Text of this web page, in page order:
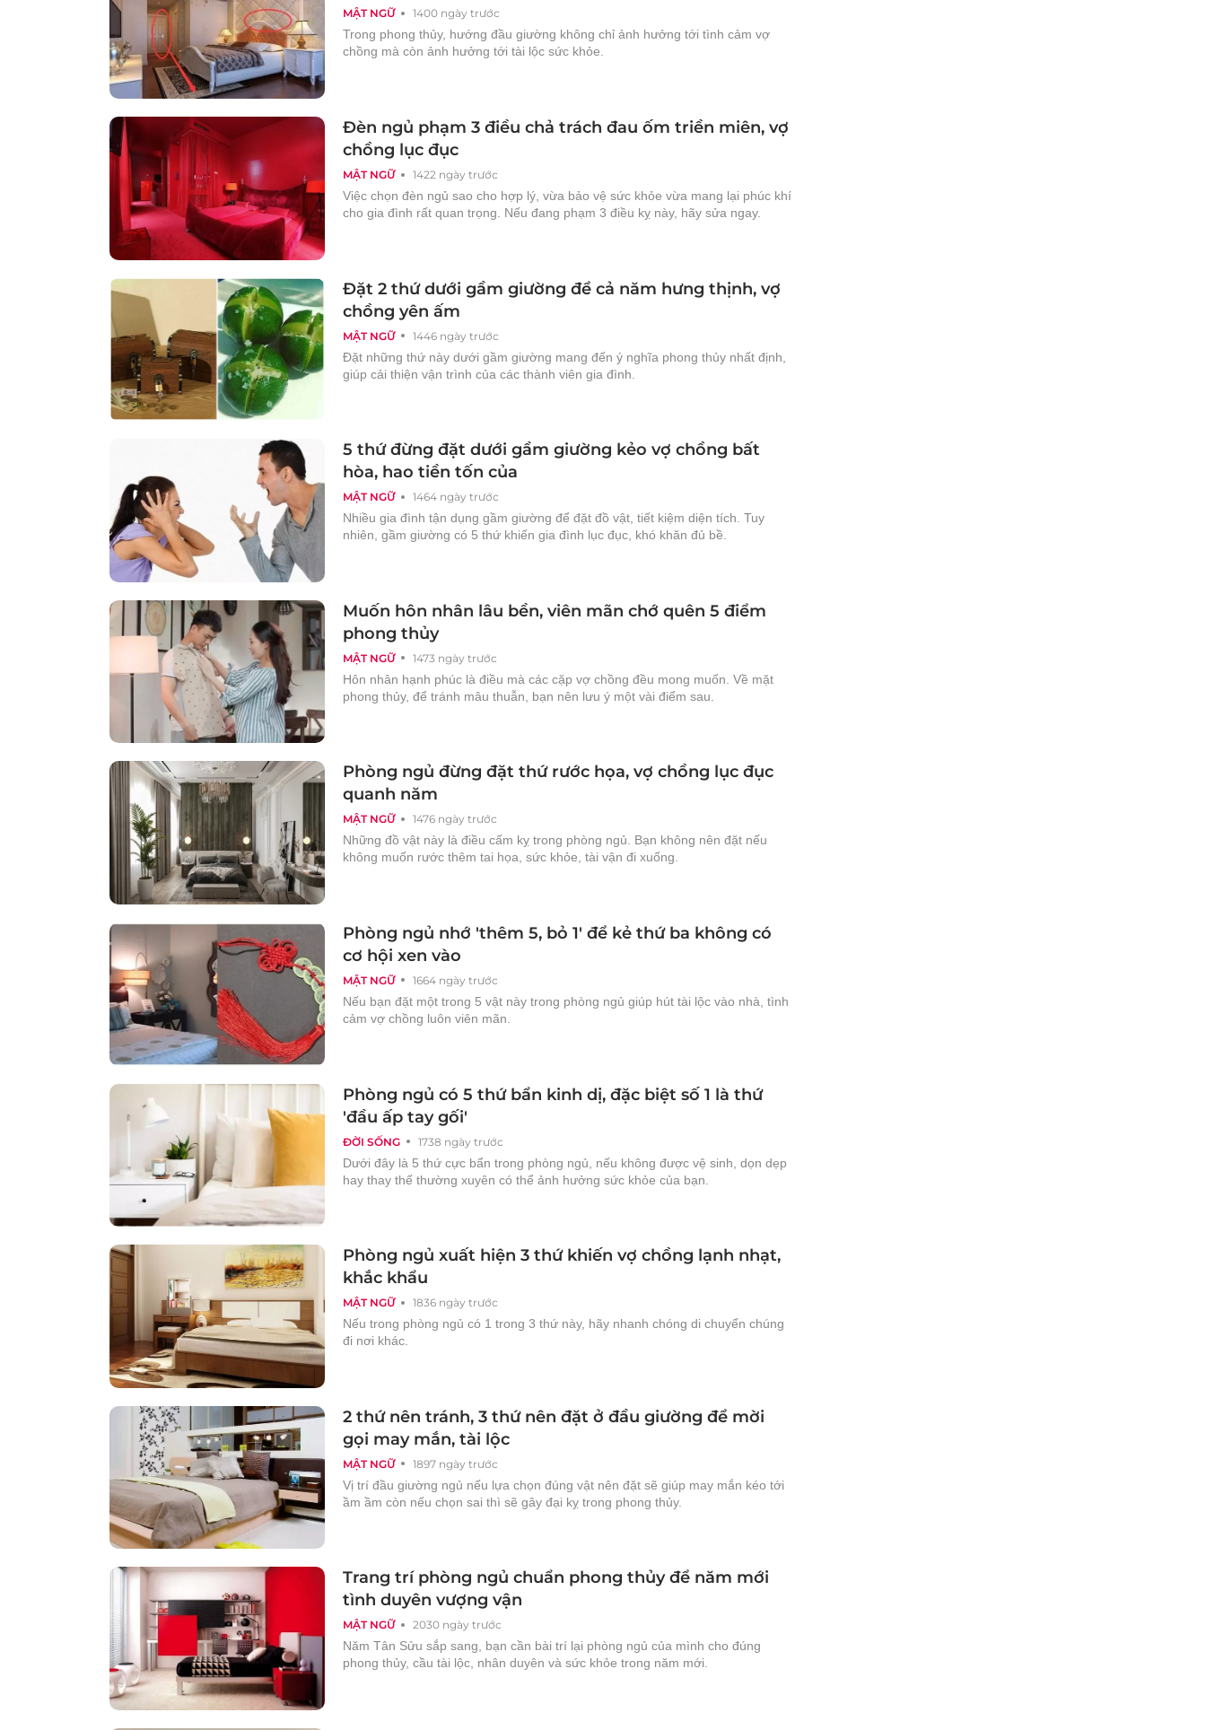
MẬT NGỮ 1400 ngày trước
Trong phong thủy, hướng đầu giường không chỉ ảnh hưởng tới tình cảm vợ
chồng mà còn ảnh hưởng tới tài lộc sức khỏe.
MẬT NGỮ 1422 ngày trước
Đèn ngủ phạm 3 điều chả trách đau ốm triền miên, vợ
chồng lục đục
Việc chọn đèn ngủ sao cho hợp lý, vừa bảo vệ sức khỏe vừa mang lại phúc khí
cho gia đình rất quan trọng. Nếu đang phạm 3 điều kỵ này, hãy sửa ngay.
MẬT NGỮ 1446 ngày trước
Đặt 2 thứ dưới gầm giường để cả năm hưng thịnh, vợ
chồng yên ấm
Đặt những thứ này dưới gầm giường mang đến ý nghĩa phong thủy nhất định,
giúp cải thiện vận trình của các thành viên gia đình.
MẬT NGỮ 1464 ngày trước
5 thứ đừng đặt dưới gầm giường kẻo vợ chồng bất
hòa, hao tiền tốn của
Nhiều gia đình tận dụng gầm giường để đặt đồ vật, tiết kiệm diện tích. Tuy
nhiên, gầm giường có 5 thứ khiến gia đình lục đục, khó khăn đủ bề.
MẬT NGỮ 1473 ngày trước
Muốn hôn nhân lâu bền, viên mãn chớ quên 5 điểm
phong thủy
Hôn nhân hạnh phúc là điều mà các cặp vợ chồng đều mong muốn. Về mặt
phong thủy, để tránh mâu thuẫn, bạn nên lưu ý một vài điểm sau.
MẬT NGỮ 1476 ngày trước
Phòng ngủ đừng đặt thứ rước họa, vợ chồng lục đục
quanh năm
Những đồ vật này là điều cấm kỵ trong phòng ngủ. Bạn không nên đặt nếu
không muốn rước thêm tai họa, sức khỏe, tài vận đi xuống.
MẬT NGỮ 1664 ngày trước
Phòng ngủ nhớ 'thêm 5, bỏ 1' để kẻ thứ ba không có
cơ hội xen vào
Nếu bạn đặt một trong 5 vật này trong phòng ngủ giúp hút tài lộc vào nhà, tình
cảm vợ chồng luôn viên mãn.
ĐỜI SỐNG 1738 ngày trước
Phòng ngủ có 5 thứ bẩn kinh dị, đặc biệt số 1 là thứ
'đầu ấp tay gối'
Dưới đây là 5 thứ cực bẩn trong phòng ngủ, nếu không được vệ sinh, dọn dẹp
hay thay thế thường xuyên có thể ảnh hưởng sức khỏe của bạn.
MẬT NGỮ 1836 ngày trước
Phòng ngủ xuất hiện 3 thứ khiến vợ chồng lạnh nhạt,
khắc khẩu
Nếu trong phòng ngủ có 1 trong 3 thứ này, hãy nhanh chóng di chuyển chúng
đi nơi khác.
MẬT NGỮ 1897 ngày trước
2 thứ nên tránh, 3 thứ nên đặt ở đầu giường để mời
gọi may mắn, tài lộc
Vị trí đầu giường ngủ nếu lựa chọn đúng vật nên đặt sẽ giúp may mắn kéo tới
ầm ầm còn nếu chọn sai thì sẽ gây đại kỵ trong phong thủy.
MẬT NGỮ 2030 ngày trước
Trang trí phòng ngủ chuẩn phong thủy để năm mới
tình duyên vượng vận
Năm Tân Sửu sắp sang, bạn cần bài trí lại phòng ngủ của mình cho đúng
phong thủy, cầu tài lộc, nhân duyên và sức khỏe trong năm mới.